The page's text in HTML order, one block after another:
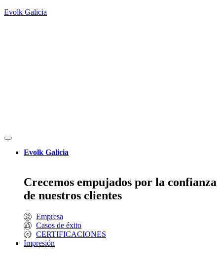
Evolk Galicia
Evolk Galicia
Crecemos empujados por la confianza
de nuestros clientes
Empresa
Casos de éxito
CERTIFICACIONES
Impresión